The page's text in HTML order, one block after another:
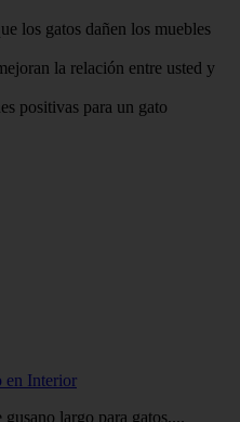
los gatos dañen los muebles
la relación entre usted y
positivas para un gato
en Interior
largo para gatos,...